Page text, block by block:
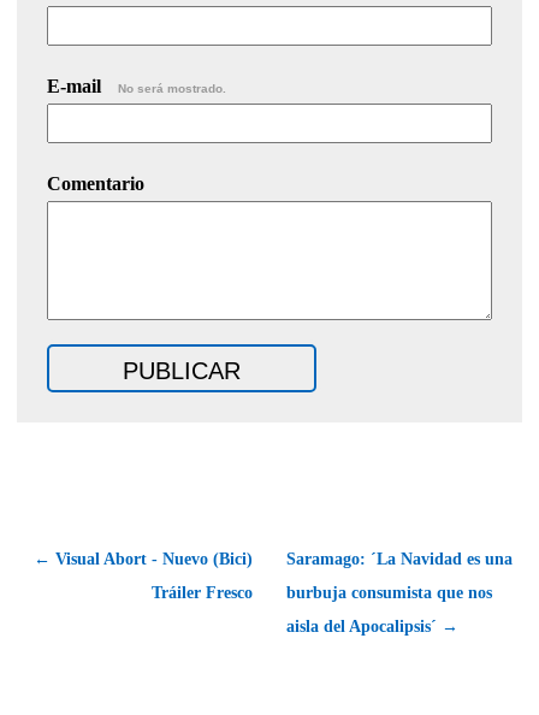
E-mail No será mostrado.
Comentario
← Visual Abort - Nuevo (Bici)
Tráiler Fresco
Saramago: ´La Navidad es una
burbuja consumista que nos
aisla del Apocalipsis´ →